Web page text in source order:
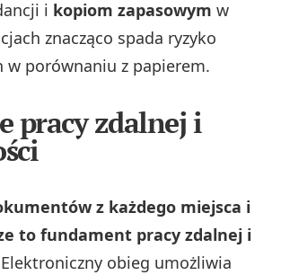
i kopiom zapasowym w
znacząco spada ryzyko
w porównaniu z papierem.
pracy zdalnej i
z każdego miejsca i
to fundament pracy zdalnej i
Elektroniczny obieg umożliwia